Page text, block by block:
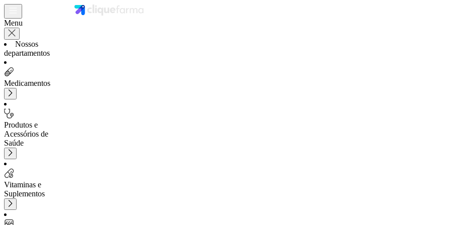
Menu
Nossos
departamentos
Medicamentos
Produtos e
Acessórios de
Saúde
Vitaminas e
Suplementos